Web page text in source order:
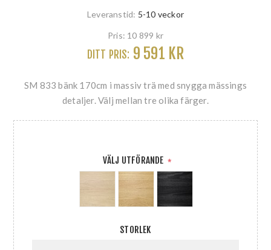
Leveranstid: 5-10 veckor
Pris: 10 899 kr
DITT PRIS: 9 591 KR
SM 833 bänk 170cm i massiv trä med snygga mässings
detaljer. Välj mellan tre olika färger.
VÄLJ UTFÖRANDE *
STORLEK